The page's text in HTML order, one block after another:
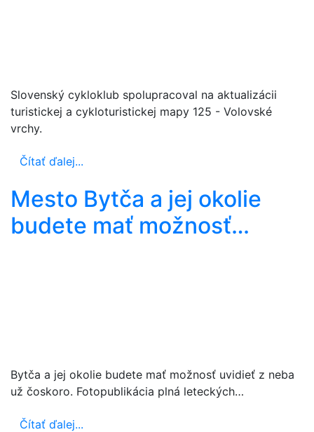
Slovenský cykloklub spolupracoval na aktualizácii
turistickej a cykloturistickej mapy 125 - Volovské
vrchy.
Čítať ďalej...
Mesto Bytča a jej okolie
budete mať možnosť…
Bytča a jej okolie budete mať možnosť uvidieť z neba
už čoskoro. Fotopublikácia plná leteckých…
Čítať ďalej...